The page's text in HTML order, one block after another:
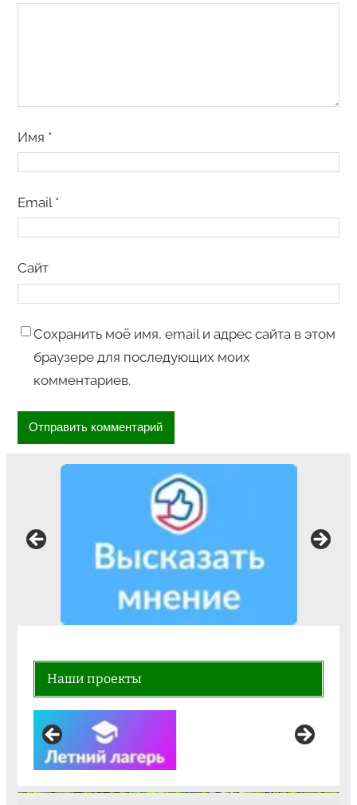
Имя *
Email *
Сайт
Сохранить моё имя, email и адрес сайта в этом
браузере для последующих моих
комментариев.
Наши проекты